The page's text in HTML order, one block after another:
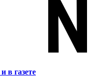
и в газете